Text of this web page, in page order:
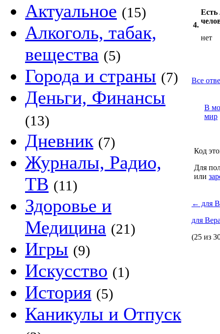
Актуальное (15)
Алкоголь, табак,
вещества (5)
Города и страны (7)
Деньги, Финансы
(13)
Дневник (7)
Журналы, Радио,
ТВ (11)
Здоровье и
Медицина (21)
Игры (9)
Искусство (1)
История (5)
Каникулы и Отпуск
4.
Есть
нет
Все
В
мир
Код
Для
или
← для
для
(25 из